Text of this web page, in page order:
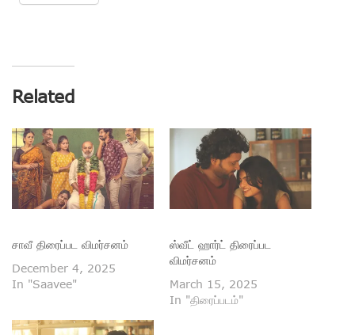
Related
சாவீ திரைப்பட விமர்சனம்
December 4, 2025
In "Saavee"
ஸ்வீட் ஹார்ட் திரைப்பட
விமர்சனம்
March 15, 2025
In "திரைப்படம்"